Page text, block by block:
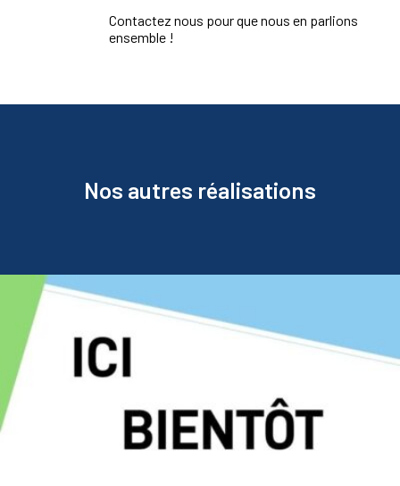
Contactez nous pour que nous en parlions
ensemble !
Nos autres réalisations